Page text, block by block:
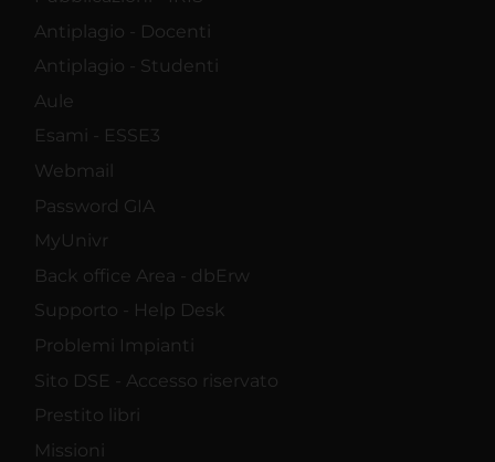
Antiplagio - Docenti
Antiplagio - Studenti
Aule
Esami - ESSE3
Webmail
Password GIA
MyUnivr
Back office Area - dbErw
Supporto - Help Desk
Problemi Impianti
Sito DSE - Accesso riservato
Prestito libri
Missioni